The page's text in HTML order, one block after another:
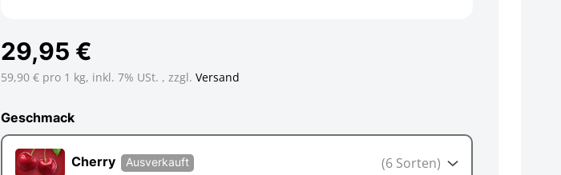
29,95 €
59,90 € pro 1 kg, inkl. 7% USt. , zzgl.Versand
Geschmack
(6 Sorten)
Geschmack
Cherry Ausverkauft